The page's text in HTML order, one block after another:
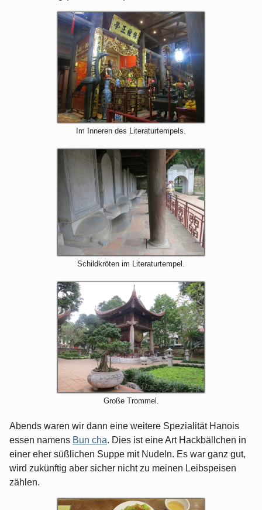
Im Inneren des Literaturtempels.
Schildkröten im Literaturtempel.
Große Trommel.
Abends waren wir dann eine weitere Spezialität Hanois
essen namens Bun cha. Dies ist eine Art Hackbällchen in
einer eher süßlichen Suppe mit Nudeln. Es war ganz gut,
wird zukünftig aber sicher nicht zu meinen Leibspeisen
zählen.